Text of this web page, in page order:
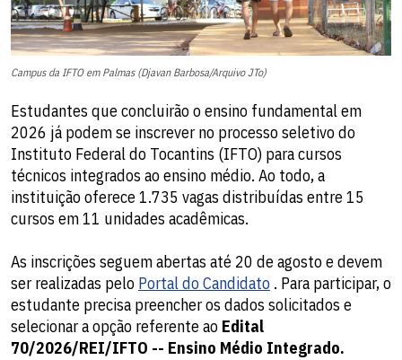
Campus da IFTO em Palmas (Djavan Barbosa/Arquivo JTo)
Estudantes que concluirão o ensino fundamental em
2026 já podem se inscrever no processo seletivo do
Instituto Federal do Tocantins (IFTO) para cursos
técnicos integrados ao ensino médio. Ao todo, a
instituição oferece 1.735 vagas distribuídas entre 15
cursos em 11 unidades acadêmicas.
As inscrições seguem abertas até 20 de agosto e devem
ser realizadas pelo Portal do Candidato . Para participar, o
estudante precisa preencher os dados solicitados e
selecionar a opção referente ao Edital
70/2026/REI/IFTO -- Ensino Médio Integrado.